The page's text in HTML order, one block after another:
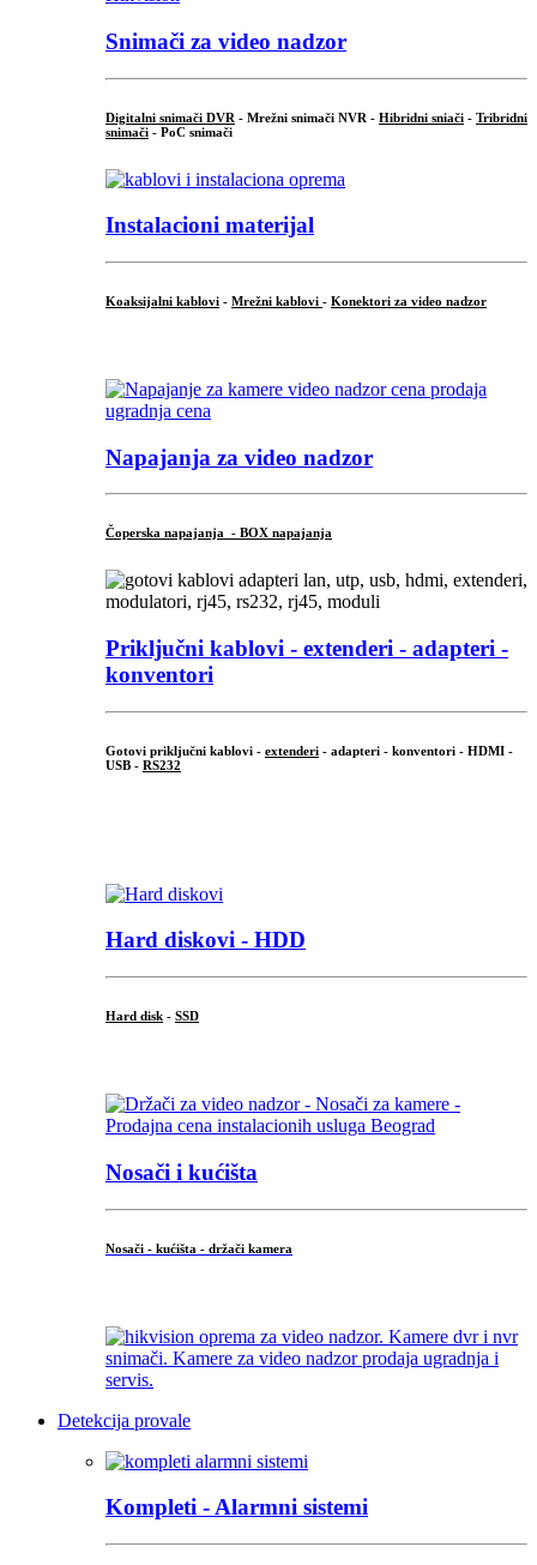
Snimači za video nadzor
Digitalni snimači DVR - Mrežni snimači NVR - Hibridni sniači - Tribridni
snimači - PoC snimači
Instalacioni materijal
Koaksijalni kablovi - Mrežni kablovi - Konektori za video nadzor
Napajanja za video nadzor
Čoperska napajanja - BOX napajanja
Priključni kablovi - extenderi - adapteri -
konventori
Gotovi priključni kablovi - extenderi - adapteri - konventori - HDMI -
USB - RS232
Hard diskovi - HDD
Hard disk - SSD
Nosači i kućišta
Nosači - kućišta - držači kamera
Detekcija provale
Kompleti - Alarmni sistemi